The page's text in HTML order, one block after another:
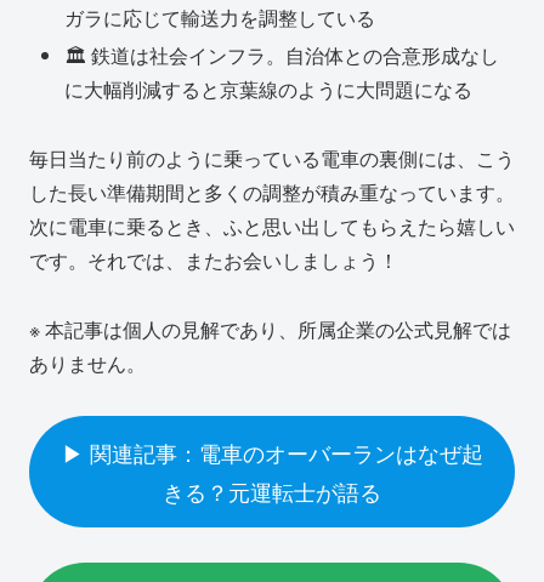
ガラに応じて輸送力を調整している
🏛️ 鉄道は社会インフラ。自治体との合意形成なし
に大幅削減すると京葉線のように大問題になる
毎日当たり前のように乗っている電車の裏側には、こう
した長い準備期間と多くの調整が積み重なっています。
次に電車に乗るとき、ふと思い出してもらえたら嬉しい
です。それでは、またお会いしましょう！
※ 本記事は個人の見解であり、所属企業の公式見解では
ありません。
▶ 関連記事：電車のオーバーランはなぜ起
きる？元運転士が語る